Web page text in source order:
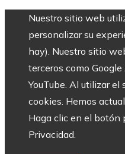
Nuestro sitio web
personalizar su
hay). Nuestro sitio
terceros como
YouTube. Al utilizar el
cookies. Hemos
Haga clic en el botón
Privacidad.